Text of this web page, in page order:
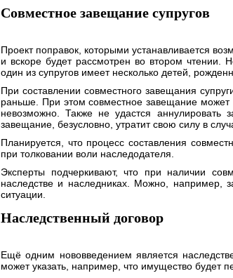
Совместное завещание супругов
Проект поправок, которыми устанавливается
и вскоре будет рассмотрен во втором чтении.
один из супругов имеет несколько детей,
При составлении совместного завещания
раньше. При этом совместное завещание может
невозможно. Также не удастся аннулировать
завещание, безусловно, утратит свою силу в
Планируется, что процесс составления
при толковании воли наследодателя.
Эксперты подчеркивают, что при наличии
наследстве и наследниках. Можно, например,
ситуации.
Наследственный договор
Ещё одним нововведением является
может указать, например, что имущество будет